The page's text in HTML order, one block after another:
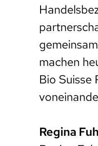
machen
Bio Suisse
Regina